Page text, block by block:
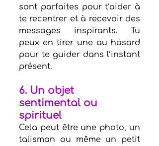
sont parfaites pour t’aider à
te recentrer et à recevoir des
messages inspirants. Tu
peux en tirer une au hasard
pour te guider dans l’instant
présent.
6. Un objet
sentimental ou
spirituel
Cela peut être une photo, un
talisman ou même un petit